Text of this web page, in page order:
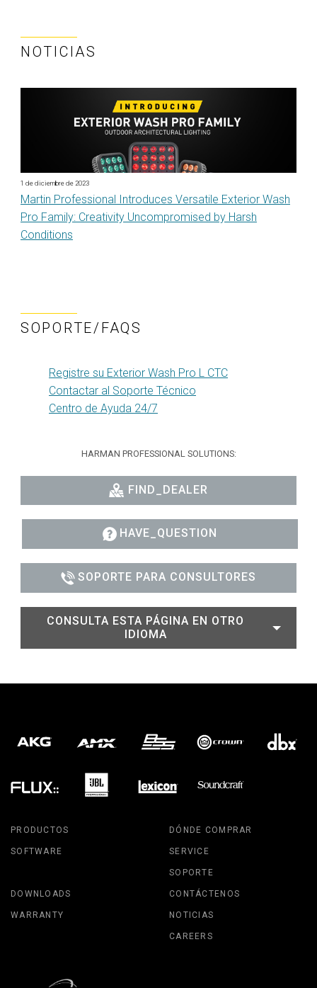
NOTICIAS
1 de diciembre de 2023
Martin Professional Introduces Versatile Exterior Wash
Pro Family: Creativity Uncompromised by Harsh
Conditions
SOPORTE/FAQS
Registre su Exterior Wash Pro L CTC
Contactar al Soporte Técnico
Centro de Ayuda 24/7
HARMAN PROFESSIONAL SOLUTIONS:
FIND_DEALER
HAVE_QUESTION
SOPORTE PARA CONSULTORES
CONSULTA ESTA PÁGINA EN OTRO
IDIOMA
PRODUCTOS
SOFTWARE
DÓNDE COMPRAR
SERVICE
SOPORTE
DOWNLOADS
WARRANTY
CONTÁCTENOS
NOTICIAS
CAREERS